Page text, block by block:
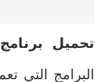
تحميل
البرامج التي